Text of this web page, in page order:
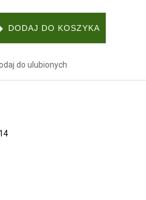
do ulubionych